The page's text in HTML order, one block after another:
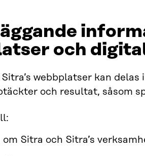
och
webbplatser kan
och resultat, såsom
Sitra och Sitra’s